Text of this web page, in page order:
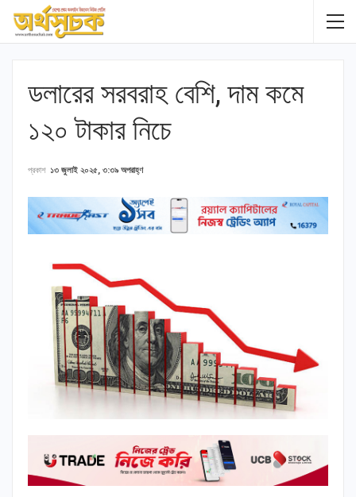
ডলারের সরবরাহ বেশি, দাম কমে
১২০ টাকার নিচে
প্রকাশ ১৩ জুলাই ২০২৫, ৩:৩৯ অপরাহ্ণ